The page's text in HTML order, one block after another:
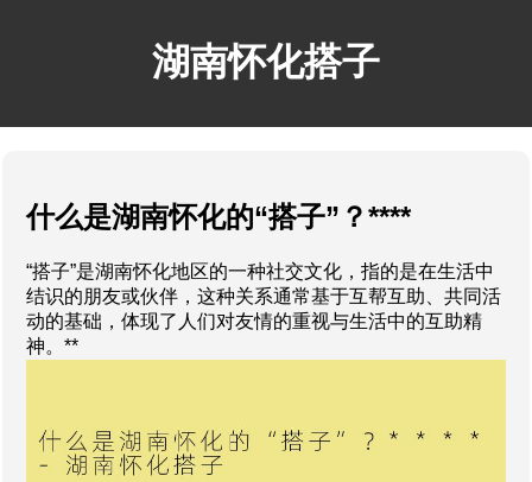
湖南怀化搭子
什么是湖南怀化的“搭子”？****
“搭子”是湖南怀化地区的一种社交文化，指的是在生活中
结识的朋友或伙伴，这种关系通常基于互帮互助、共同活
动的基础，体现了人们对友情的重视与生活中的互助精
神。**